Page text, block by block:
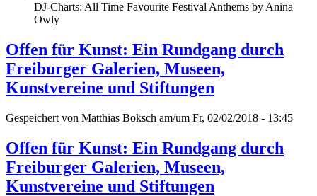
DJ-Charts: All Time Favourite Festival Anthems by Anina
Owly
Offen für Kunst: Ein Rundgang durch
Freiburger Galerien, Museen,
Kunstvereine und Stiftungen
Gespeichert von Matthias Boksch am/um Fr, 02/02/2018 - 13:45
Offen für Kunst: Ein Rundgang durch
Freiburger Galerien, Museen,
Kunstvereine und Stiftungen